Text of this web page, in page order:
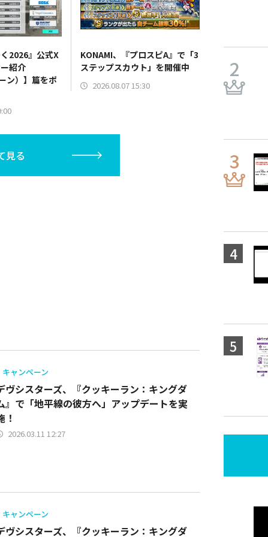
2026』公式X
紹介
ン）】篇をポ
KONAMI、『プロスピA』で「3
ステップスカウト」を開催中
2026.08.07 15:30
見る
キャンペーン
ヴシスターズ、『クッキーラン：キングダ
』で「地平線の彼方へ」アップデートを実
！
2026.03.11 12:27
キャンペーン
ヴシスターズ、『クッキーラン：キングダ